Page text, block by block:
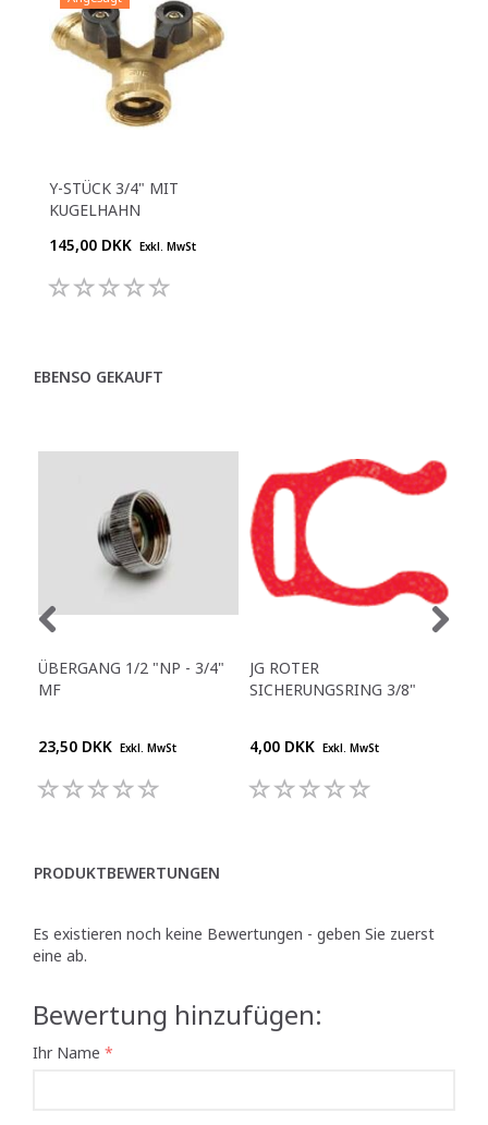
Y-STÜCK 3/4" MIT
KUGELHAHN
145,00 DKK Exkl. MwSt
EBENSO GEKAUFT
ÜBERGANG 1/2 "NP - 3/4"
MF
23,50 DKK Exkl. MwSt
JG ROTER
SICHERUNGSRING 3/8"
4,00 DKK Exkl. MwSt
PRODUKTBEWERTUNGEN
Es existieren noch keine Bewertungen - geben Sie zuerst
eine ab.
Bewertung hinzufügen:
Ihr Name